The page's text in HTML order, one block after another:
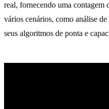
real, fornecendo uma contagem
vários cenários, como análise
seus algoritmos de ponta e